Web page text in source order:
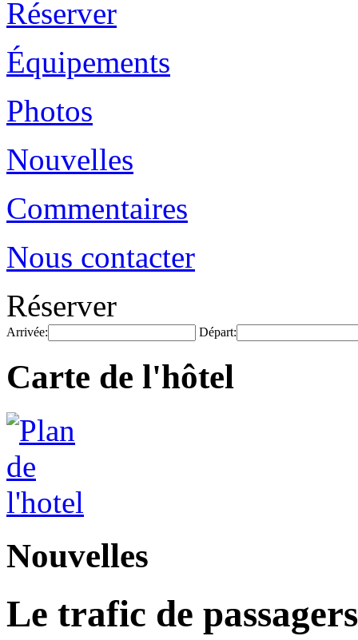
Réserver
Équipements
Photos
Nouvelles
Commentaires
Nous contacter
Réserver
Arrivée: Départ:
Carte de l'hôtel
Nouvelles
Le trafic de